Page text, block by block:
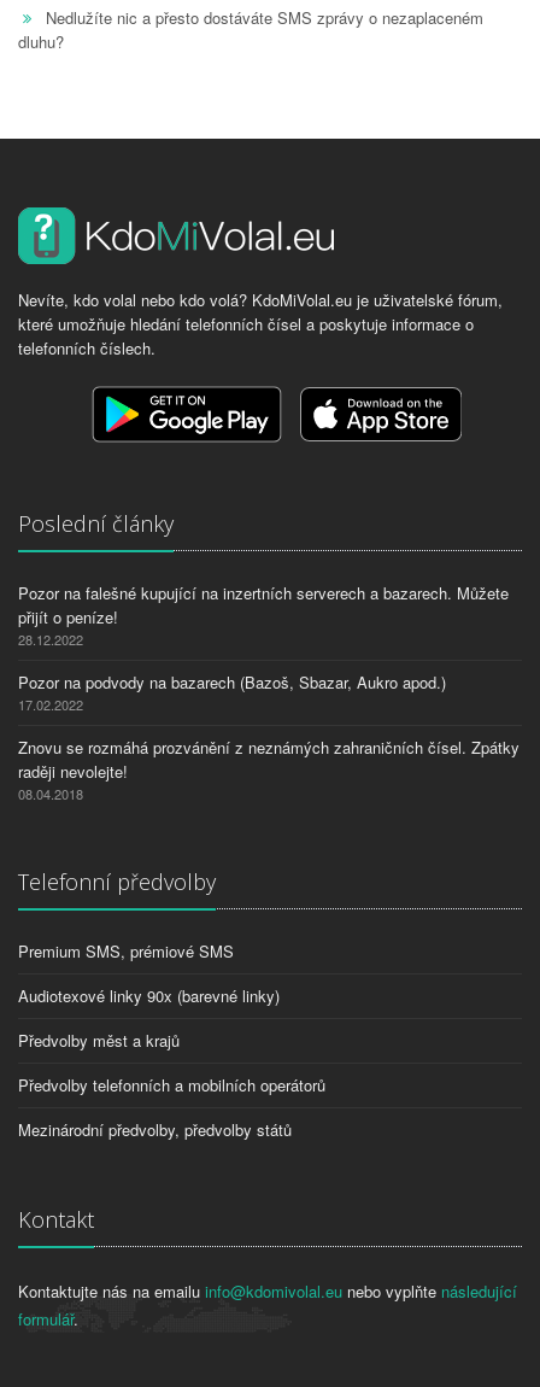
Nedlužíte nic a přesto dostáváte SMS zprávy o nezaplaceném
dluhu?
Nevíte, kdo volal nebo kdo volá? KdoMiVolal.eu je uživatelské fórum,
které umožňuje hledání telefonních čísel a poskytuje informace o
telefonních číslech.
Poslední články
Pozor na falešné kupující na inzertních serverech a bazarech. Můžete
přijít o peníze!
28.12.2022
Pozor na podvody na bazarech (Bazoš, Sbazar, Aukro apod.)
17.02.2022
Znovu se rozmáhá prozvánění z neznámých zahraničních čísel. Zpátky
raději nevolejte!
08.04.2018
Telefonní předvolby
Premium SMS, prémiové SMS
Audiotexové linky 90x (barevné linky)
Předvolby měst a krajů
Předvolby telefonních a mobilních operátorů
Mezinárodní předvolby, předvolby států
Kontakt
Kontaktujte nás na emailu info@kdomivolal.eu nebo vyplňte následující
formulář.